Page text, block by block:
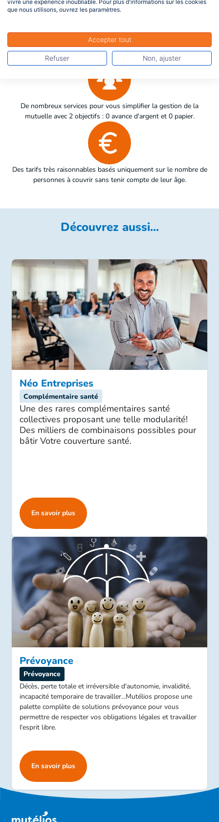
Des services inclus dans les garanties pour faciliter votre accès
aux soins et votre accompagnement : téléconsultation 24h/24
7j/7, 2ème avis médical, assistance complète...
De nombreux services pour vous simplifier la gestion de la
mutuelle avec 2 objectifs : 0 avance d'argent et 0 papier.
Des tarifs très raisonnables basés uniquement sur le nombre de
personnes à couvrir sans tenir compte de leur âge.
Découvrez aussi...
Néo Entreprises
Complémentaire santé
Une des rares complémentaires santé
collectives proposant une telle modularité!
Des milliers de combinaisons possibles pour
bâtir Votre couverture santé.
En savoir plus
Prévoyance
Prévoyance
Décès, perte totale et irréversible d'autonomie, invalidité,
incapacité temporaire de travailler...Mutélios propose une
palette complète de solutions prévoyance pour vous
permettre de respecter vos obligations légales et travailler
l'esprit libre.
En savoir plus
vivre une expérience inoubliable. Pour plus d'informations sur les cookies
que nous utilisons, ouvrez les paramètres.
Accepter tout
Refuser Non, ajuster